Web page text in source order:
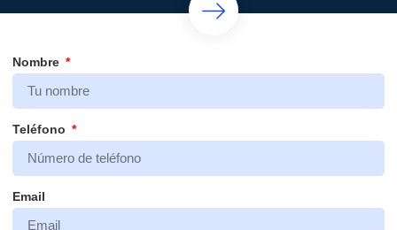
Nombre
Teléfono
Email